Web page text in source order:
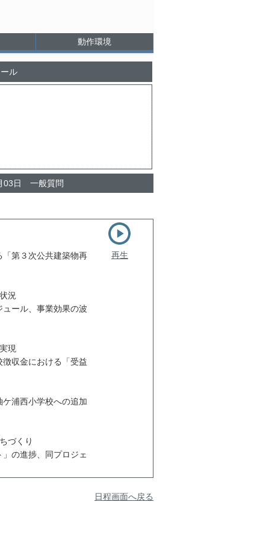
動作環境
ル
03日 一般質問
第３次公共建築物再
況
ール、事業効果の波
現
収金における「受益
浦西小学校への追加
づくり
の進捗、同プロジェ
再生
日程画面へ戻る